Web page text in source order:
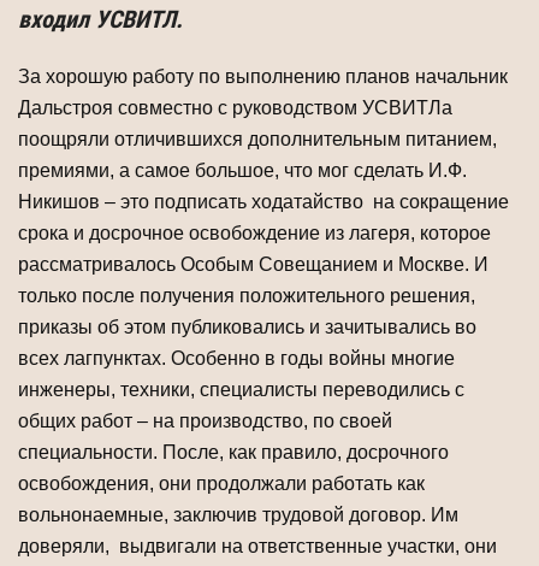
входил УСВИТЛ.
За хорошую работу по выполнению планов начальник
Дальстроя совместно с руководством УСВИТЛа
поощряли отличившихся дополнительным питанием,
премиями, а самое большое, что мог сделать И.Ф.
Никишов – это подписать ходатайство на сокращение
срока и досрочное освобождение из лагеря, которое
рассматривалось Особым Совещанием и Москве. И
только после получения положительного решения,
приказы об этом публиковались и зачитывались во
всех лагпунктах. Особенно в годы войны многие
инженеры, техники, специалисты переводились с
общих работ – на производство, по своей
специальности. После, как правило, досрочного
освобождения, они продолжали работать как
вольнонаемные, заключив трудовой договор. Им
доверяли, выдвигали на ответственные участки, они